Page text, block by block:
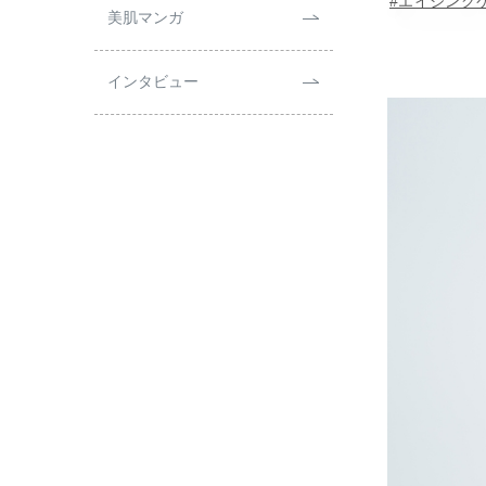
美肌マンガ
インタビュー